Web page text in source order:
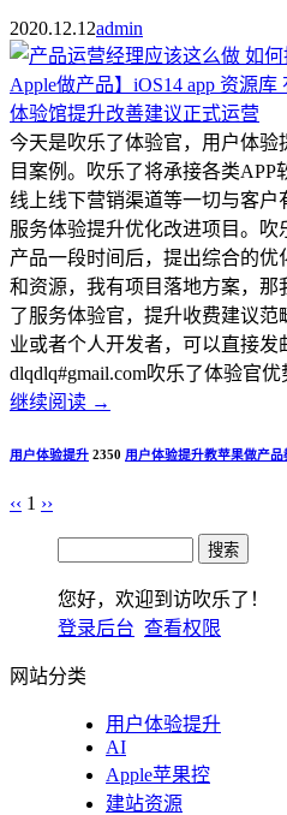
2020.12.12admin
今天是吹乐了体验官，用户体
目案例。吹乐了将承接各类APP
线上线下营销渠道等一切与客
服务体验提升优化改进项目。
产品一段时间后，提出综合的
和资源，我有项目落地方案，
了服务体验官，提升收费建议
业或者个人开发者，可以直接发
dlqdlq#gmail.com吹乐了体验官优
继续阅读 →
用户体验提升 2350 用户体验提升教苹果做产品
‹‹ 1 ››
您好，欢迎到访吹乐了！
登录后台 查看权限
网站分类
用户体验提升
AI
Apple苹果控
建站资源